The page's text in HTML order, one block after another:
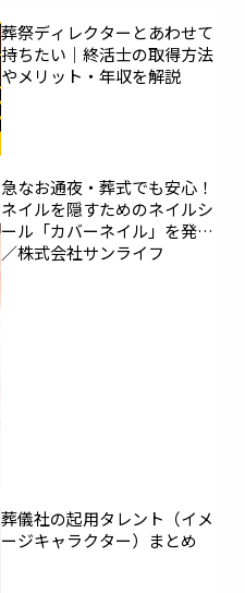
葬祭ディレクターとあわせて
持ちたい｜終活士の取得方法
やメリット・年収を解説
急なお通夜・葬式でも安心！
ネイルを隠すためのネイルシ
ール「カバーネイル」を発売
／株式会社サンライフ
葬儀社の起用タレント（イメ
ージキャラクター）まとめ